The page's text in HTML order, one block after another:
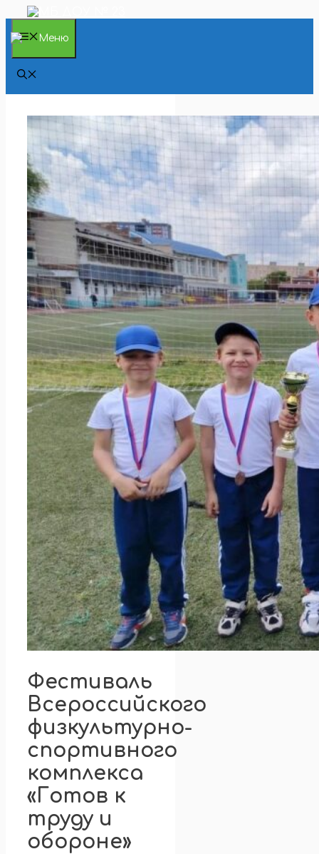
Перейти
содержимому
Меню
Фестиваль
Всероссийского
физкультурно-
спортивного
комплекса
«Готов к
труду и
обороне»